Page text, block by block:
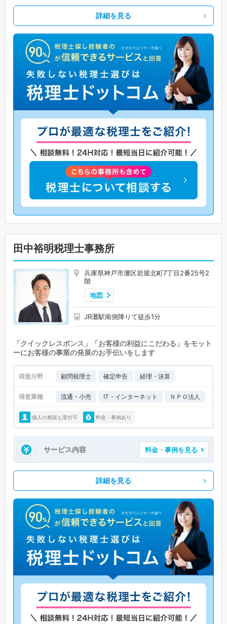
詳細を見る
田中裕明税理士事務所
兵庫県神戸市灘区岩屋北町7丁目2番25号2
階
地図
JR灘駅南側降りて徒歩1分
「クイックレスポンス」「お客様の利益にこだわる」をモット
ーにお客様の事業の発展のお手伝いをします
得意分野 顧問税理士 確定申告 経理・決算
得意業種 流通・小売 IT・インターネット ＮＰＯ法人
個人の相談も受付可 料金・事例あり
サービス内容 料金・事例を見る
詳細を見る